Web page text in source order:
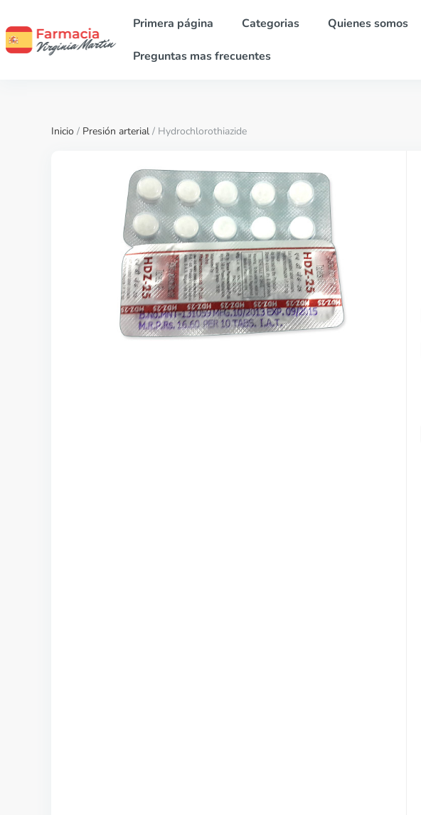
Primera página Categorias Quienes somos
Preguntas mas frecuentes
Inicio / Presión arterial / Hydrochlorothiazide